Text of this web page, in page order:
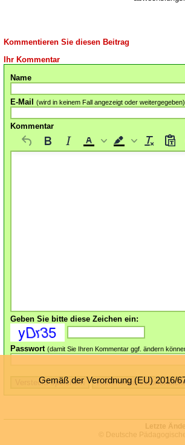
Kommentieren Sie diesen Beitrag
Ihr Kommentar
Name
E-Mail (wird in keinem Fall angezeigt oder weitergegeben)
Kommentar
Geben Sie bitte diese Zeichen ein:
Passwort (damit Sie Ihren Kommentar ggf. ändern
Letzte
© Deutsche
Gemäß der Verordnung (EU) 2016/